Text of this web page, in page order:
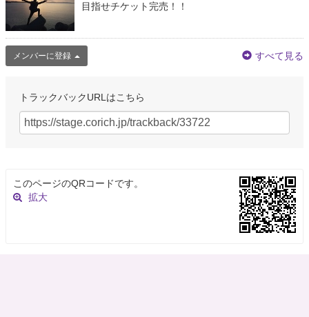
目指せチケット完売！！
メンバーに登録 すべて見る
トラックバックURLはこちら
このページのQRコードです。
拡大